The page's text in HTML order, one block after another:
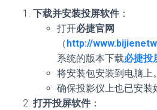
下载并安装投屏软件：
打开必捷官网
（http://
系统的版本下载必捷投
将安装包安装到电脑上。
确保投影仪上也已安装
打开投屏软件：